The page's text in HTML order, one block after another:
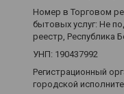
Номер в Торговом
бытовых услуг: Не
реестр, Республика
УНП: 190437992
Регистрационный
городской